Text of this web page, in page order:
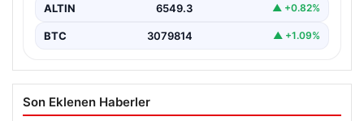
ALTIN 6549.3 ▲ +0.82%
BTC 3079814 ▲ +1.09%
Son Eklenen Haberler